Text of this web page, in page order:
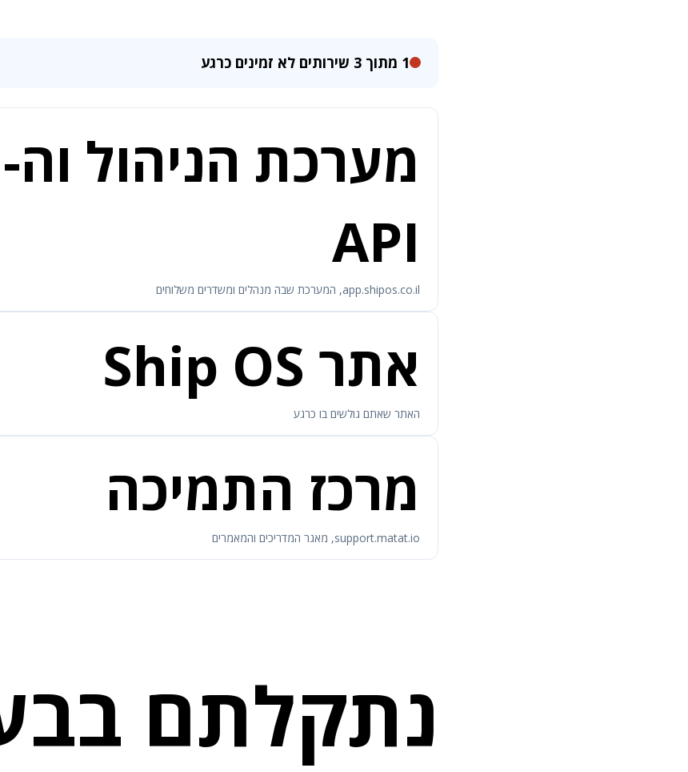
1 מתוך 3 שירותים לא זמינים כרגע
מערכת הניהול וה-
API
app.shipos.co.il, המערכת שבה מנהלים ומשדרים משלוחים
אתר Ship OS
האתר שאתם גולשים בו כרגע
מרכז התמיכה
support.matat.io, מאגר המדריכים והמאמרים
נתקלתם